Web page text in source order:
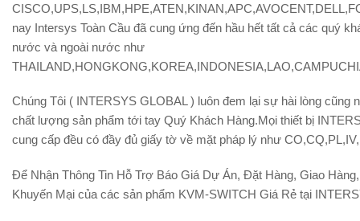
nay Intersys Toàn Cầu đã cung ứng đến hầu hết tất cả các quý
nước và ngoài nước như
Chúng Tôi ( INTERSYS GLOBAL ) luôn đem lại sự hài lòng cũng
chất lượng sản phẩm tới tay Quý Khách Hàng.Mọi thiết bị
cung cấp đều có đầy đủ giấy tờ về mặt pháp lý như
Để Nhận Thông Tin Hỗ Trợ Báo Giá Dự Án, Đặt Hàng, Giao
Khuyến Mại của các sản phẩm KVM-SWITCH Giá Rẻ tại